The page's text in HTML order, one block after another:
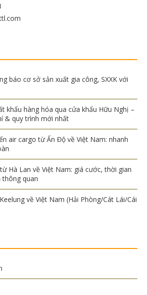
báo cơ sở sản xuất gia công, SXXK với
khẩu hàng hóa qua cửa khẩu Hữu Nghị –
& quy trình mới nhất
air cargo từ Ấn Độ về Việt Nam: nhanh
Hà Lan về Việt Nam: giá cước, thời gian
thông quan
về Việt Nam (Hải Phòng/Cát Lái/Cái